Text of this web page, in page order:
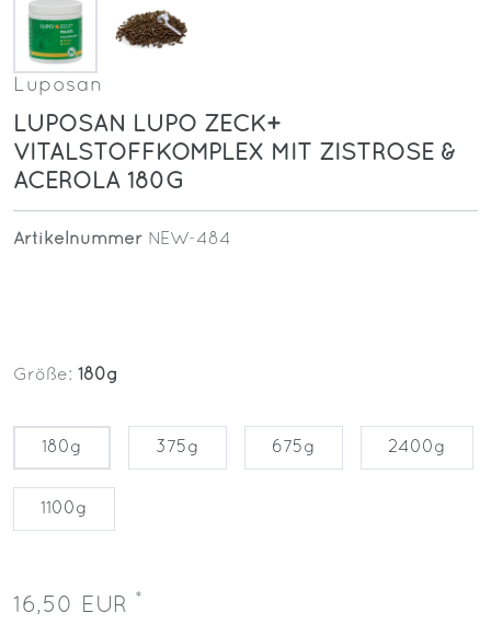
Luposan
LUPOSAN LUPO ZECK+
VITALSTOFFKOMPLEX MIT ZISTROSE &
ACEROLA 180G
Artikelnummer NEW-484
Größe: 180g
180g 375g 675g 2400g
1100g
16,50 EUR *